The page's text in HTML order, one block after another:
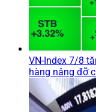
VN-Index 7/8
hàng nâng đỡ